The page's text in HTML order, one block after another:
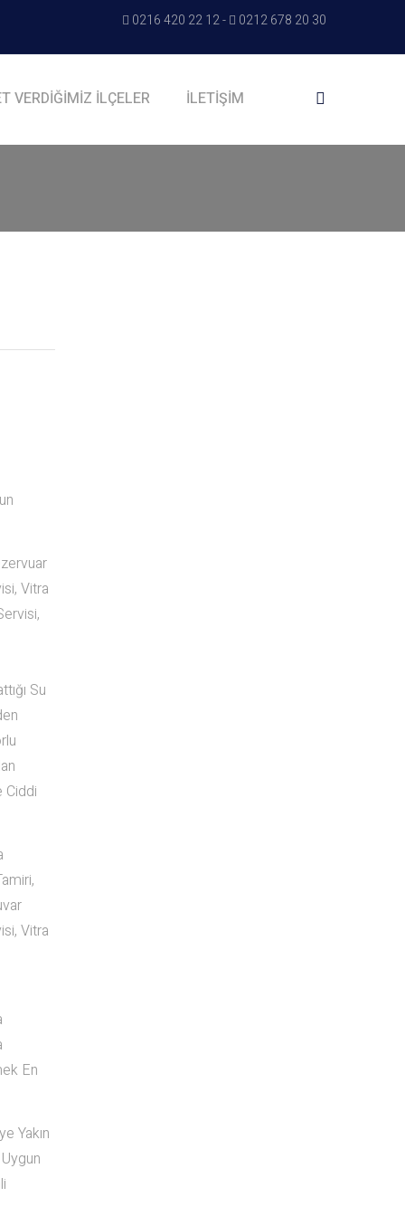
0216 420 22 12- 0212 678 20 30
VERDİĞİMİZ İLÇELER İLETİŞİM
Vitra
Su
Ciddi
Vitra
En
Yakın